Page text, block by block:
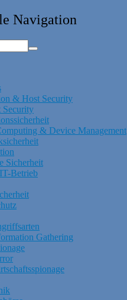
Navigation
& Host Security
Security
& Device Management
Sicherheit
Betrieb
Gathering